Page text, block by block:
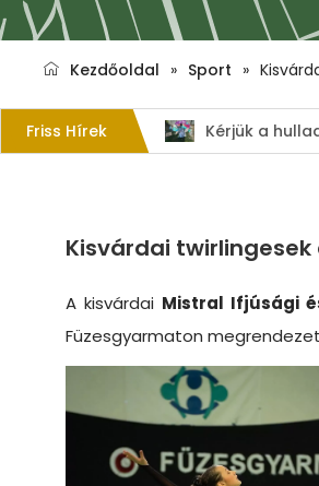
Kezdőoldal » Sport »
Friss Hírek
Kisvárdai
A kisvárdai Mistral Ifjúsági
Füzesgyarmaton